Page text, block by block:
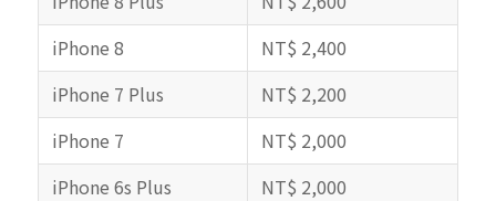
iPhone 8
NT$ 2,400
iPhone 7 Plus
NT$ 2,200
iPhone 7
NT$ 2,000
iPhone 6s Plus
NT$ 2,000